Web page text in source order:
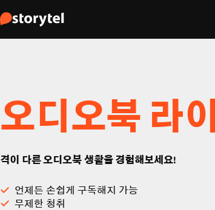
오디오북 라
격이 다른 오디오북 생활을 경험해보세요!
언제든 손쉽게 구독해지 가능
무제한 청취